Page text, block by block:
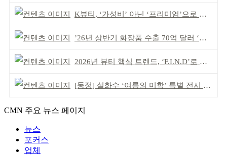
K뷰티, ‘가성비’ 아닌 ‘프리미엄’으로 승부걸어야
’26년 상반기 화장품 수출 70억 달러 ‘역대 최고’
2026년 뷰티 핵심 트렌드, ‘F.I.N.D’로 읽는다
[동정] 설화수 ‘여름의 미학’ 특별 전시 개최
CMN 주요 뉴스 페이지
뉴스
포커스
업체